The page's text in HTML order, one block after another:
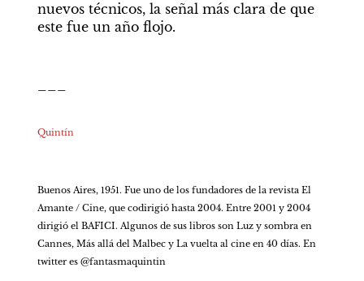
nuevos técnicos, la señal más clara de que
este fue un año flojo.
Quintín
Buenos Aires, 1951. Fue uno de los fundadores de la revista El
Amante / Cine, que codirigió hasta 2004. Entre 2001 y 2004
dirigió el BAFICI. Algunos de sus libros son Luz y sombra en
Cannes, Más allá del Malbec y La vuelta al cine en 40 días. En
twitter es @fantasmaquintin